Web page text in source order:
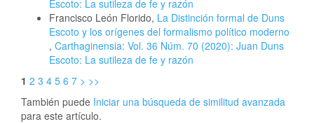
Escoto: La sutileza de fe y razón
Francisco León Florido, La Distinción formal de Duns
Escoto y los orígenes del formalismo político moderno
, Carthaginensia: Vol. 36 Núm. 70 (2020): Juan Duns
Escoto: La sutileza de fe y razón
1 2 3 4 5 6 7 > >>
También puede Iniciar una búsqueda de similitud avanzada
para este artículo.